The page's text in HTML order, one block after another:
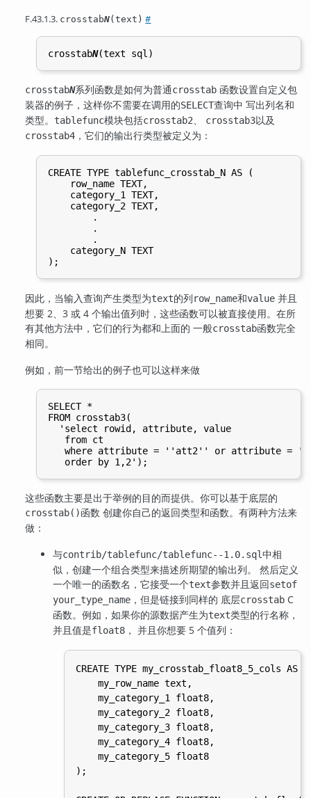
F.43.1.3. crosstabN(text) #
crosstabN
crosstabN系列函数是如何为普通crosstab 函数设置自定义包
装器的例子，这样你不需要在调用的SELECT查询中 写出列名和
类型。
tablefunc模块包括crosstab2、 crosstab3以及
crosstab4 ，它们的输出行类型被定义为：
CREATE TYPE tablefunc_crosstab_N AS (
    row_name TEXT,
    category_1 TEXT,
    category_2 TEXT,
        .
        .
        .
    category_N TEXT
因此，当输入查询产生类型为text的列row_name和value 并且
想要 2、3 或 4 个输出值列时，这些函数可以被直接使用。在所
有其他方法中，它们的行为都和上面的 一般crosstab函数完全
相同。
例如，前一节给出的例子也可以这样来做
SELECT *
FROM crosstab3(
  'select rowid, attribute, value
   from ct
where attribute = ''att2'' or attribute =
这些函数主要是出于举例的目的而提供。你可以基于底层的
crosstab()函数 创建你自己的返回类型和函数。有两种方法来
做：
与contrib/tablefunc/tablefunc--1.0.sql中相
似，创建一个组合类型来描述所期望的输出列。 然后定义
一个唯一的函数名，它接受一个text参数并且返回setof
your_type_name ，但是链接到同样的 底层crosstab C
函数。例如，如果你的源数据产生为text类型的行名称，
并且值是float8 ， 并且你想要 5 个值列：
CREATE TYPE my_crosstab_float8_5_cols AS (
    my_row_name text,
    my_category_1 float8,
    my_category_2 float8,
    my_category_3 float8,
    my_category_4 float8,
    my_category_5 float8
);